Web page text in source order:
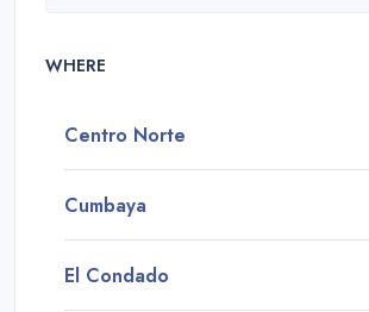
WHERE
Centro Norte
Cumbaya
El Condado